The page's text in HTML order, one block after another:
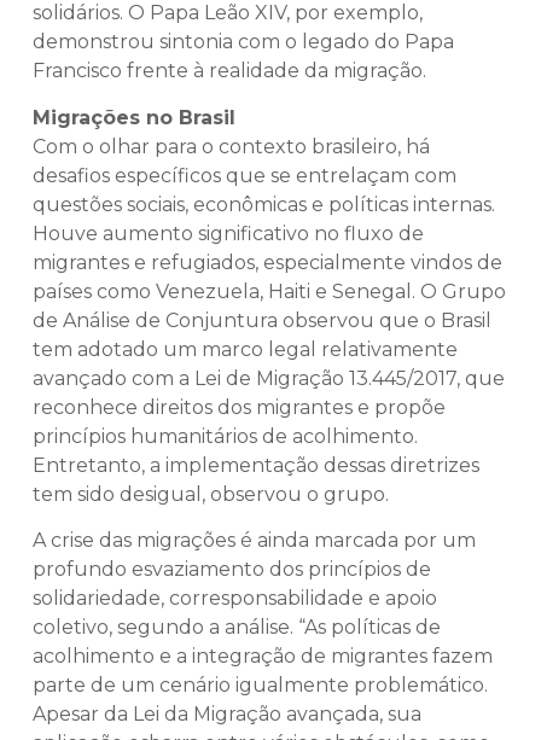
solidários. O Papa Leão XIV, por exemplo,
demonstrou sintonia com o legado do Papa
Francisco frente à realidade da migração.
Migrações no Brasil
Com o olhar para o contexto brasileiro, há
desafios específicos que se entrelaçam com
questões sociais, econômicas e políticas internas.
Houve aumento significativo no fluxo de
migrantes e refugiados, especialmente vindos de
países como Venezuela, Haiti e Senegal. O Grupo
de Análise de Conjuntura observou que o Brasil
tem adotado um marco legal relativamente
avançado com a Lei de Migração 13.445/2017, que
reconhece direitos dos migrantes e propõe
princípios humanitários de acolhimento.
Entretanto, a implementação dessas diretrizes
tem sido desigual, observou o grupo.
A crise das migrações é ainda marcada por um
profundo esvaziamento dos princípios de
solidariedade, corresponsabilidade e apoio
coletivo, segundo a análise. “As políticas de
acolhimento e a integração de migrantes fazem
parte de um cenário igualmente problemático.
Apesar da Lei da Migração avançada, sua